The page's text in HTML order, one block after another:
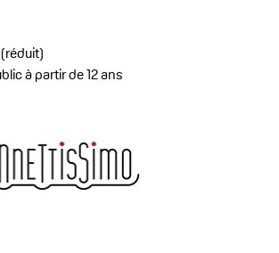
à partir de 12 ans